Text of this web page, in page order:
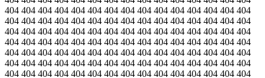
404 404 404 404 404 404 404 404 404 404 404 404 404 404 404
404 404 404 404 404 404 404 404 404 404 404 404 404 404 404
404 404 404 404 404 404 404 404 404 404 404 404 404 404 404
404 404 404 404 404 404 404 404 404 404 404 404 404 404 404
404 404 404 404 404 404 404 404 404 404 404 404 404 404 404
404 404 404 404 404 404 404 404 404 404 404 404 404 404 404
404 404 404 404 404 404 404 404 404 404 404 404 404 404 404